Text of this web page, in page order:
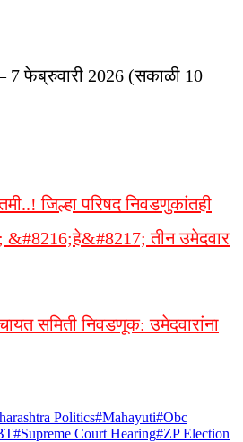
7 फेब्रुवारी 2026 (सकाळी 10
जिल्हा परिषद निवडणुकांतही
&#8216;हे&#8217; तीन उमेदवार
समिती निवडणूक: उमेदवारांना
Politics#Mahayuti#Obc
#Supreme Court Hearing#ZP Election